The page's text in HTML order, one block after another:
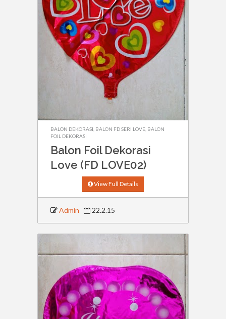
BALON DEKORASI BALON FD SERI LOVE BALON
FOIL DEKORASI
Balon Foil Dekorasi
Love (FD LOVE02)
View Full Details
Admin 22.2.15